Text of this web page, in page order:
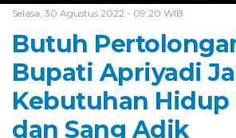
Selasa, 30 Agustus 2022 - 09:20 WIB
Butuh
Bupati Apriyadi
Kebutuhan Hidup
dan Sang Adik